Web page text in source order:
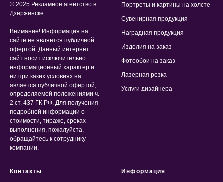
© 2025 Рекламное агентство в
Дзержинске
Внимание! Информация на
сайте не является публичной
офертой. Данный интернет
сайт носит исключительно
информационный характер и
ни при каких условиях на
является публичной офертой,
определяемой положениями ч.
2 ст. 437 ГК РФ. Для получения
подробной информации о
стоимости, тираже, сроках
выполнения, пожалуйста,
обращайтесь к сотруднику
компании.
Портреты и картины на холсте
Сувенирная продукция
Наградная продукция
Изделия на заказ
Фотообои на заказ
Лазерная резка
Услуги дизайнера
Контакты Информация